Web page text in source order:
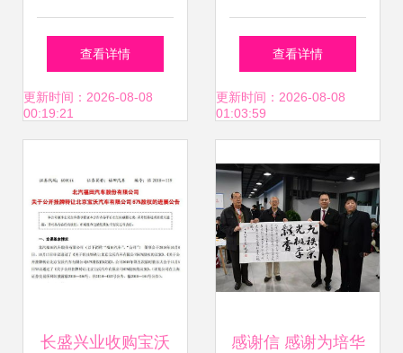
要点总结上辑未构
成转议论末不可作
咨询 赋能企业决策
的智慧伙伴
查看详情
更新时间：2026-08-08
00:19:21
与商务信息咨询
查看详情
更新时间：2026-08-08
01:03:59
长盛兴业收购宝沃 感谢信 感谢为培华